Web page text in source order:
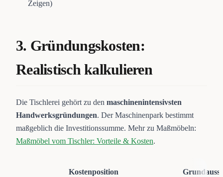
Zeigen)
3. Gründungskosten:
Realistisch kalkulieren
Die Tischlerei gehört zu den maschinenintensivsten
Handwerksgründungen. Der Maschinenpark bestimmt
maßgeblich die Investitionssumme. Mehr zu Maßmöbeln:
Maßmöbel vom Tischler: Vorteile & Kosten.
Kostenposition